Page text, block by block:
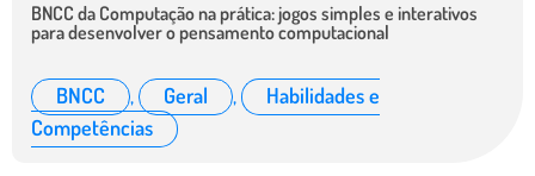
BNCC da Computação na prática: jogos simples e interativos
para desenvolver o pensamento computacional
BNCC , Geral ,
Habilidades e
Competências